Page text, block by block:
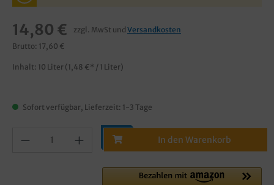
14,80 € zzgl. MwSt und Versandkosten
Brutto: 17,60 €
Inhalt: 10 Liter (1,48 €* / 1 Liter)
Sofort verfügbar, Lieferzeit: 1-3 Tage
In den Warenkorb